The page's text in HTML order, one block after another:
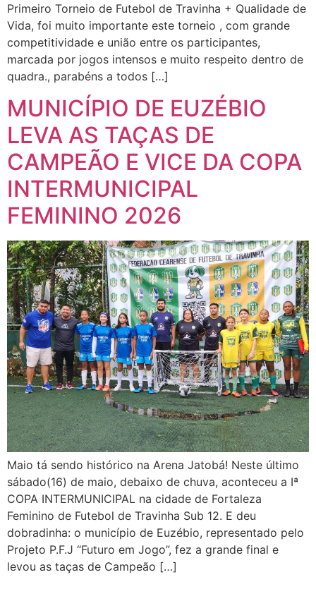
Primeiro Torneio de Futebol de Travinha + Qualidade de
Vida, foi muito importante este torneio , com grande
competitividade e união entre os participantes,
marcada por jogos intensos e muito respeito dentro de
quadra., parabéns a todos […]
MUNICÍPIO DE EUZÉBIO
LEVA AS TAÇAS DE
CAMPEÃO E VICE DA COPA
INTERMUNICIPAL
FEMININO 2026
Maio tá sendo histórico na Arena Jatobá! Neste último
sábado(16) de maio, debaixo de chuva, aconteceu a Iª
COPA INTERMUNICIPAL na cidade de Fortaleza
Feminino de Futebol de Travinha Sub 12. E deu
dobradinha: o município de Euzébio, representado pelo
Projeto P.F.J “Futuro em Jogo”, fez a grande final e
levou as taças de Campeão […]